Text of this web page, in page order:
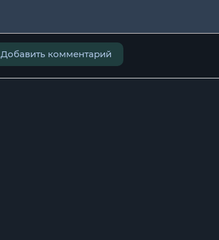
Добавить комментарий